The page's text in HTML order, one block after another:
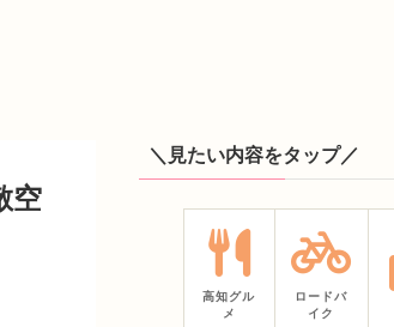
空
＼見たい内容をタップ／
高知グル
メ
ロードバ
イク